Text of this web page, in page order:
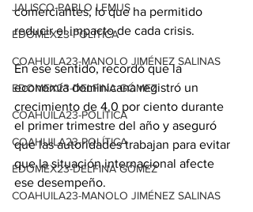
JALISCO-PABLO LEMUS
EDOMEX23-POLÍTICA
COAHUILA23-MANOLO JIMÉNEZ SALINAS
EDOMEX23-DELFINA GÓMEZ
COAHUILA23-POLÍTICA
COAHUILA23-POLÍTICA
EDOMEX23-DELFINA GÓMEZ
COAHUILA23-MANOLO JIMÉNEZ SALINAS
comerciantes, lo que ha permitido
reducir el impacto de cada crisis.
En ese sentido, recordó que la
economía dominicana registró un
crecimiento de 4.0 por ciento durante
el primer trimestre del año y aseguró
que las autoridades trabajan para evitar
que la situación internacional afecte
ese desempeño.